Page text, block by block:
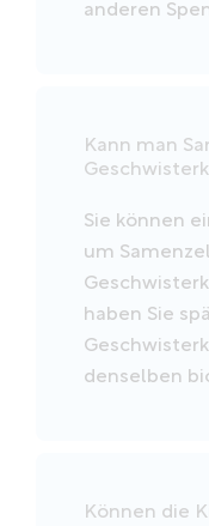
anderen
Kann man
Sie können
um
haben Sie
denselben
Können die